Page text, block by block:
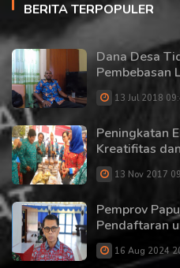
BERITA TERPOPULER
Dana Desa
Pembebasan
13 Jul 2018
Peningkatan
Kreatifitas
13 Nov 2017
Pemprov
Pendaftaran
16 Aug 2024